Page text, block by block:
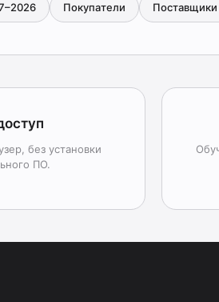
Покупатели Поставщики
без установки
ПО.